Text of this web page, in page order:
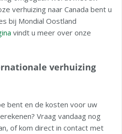
verhuizing naar Canada bent u
bij Mondial Oostland
vindt u meer over onze
verhuizing
bent en de kosten voor uw
Vraag vandaag nog
of kom direct in contact met